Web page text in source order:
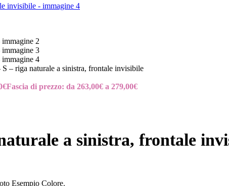
– riga naturale a sinistra, frontale invisibile
€Fascia di prezzo: da 263,00€ a 279,00€
a sinistra, frontale
Esempio Colore.